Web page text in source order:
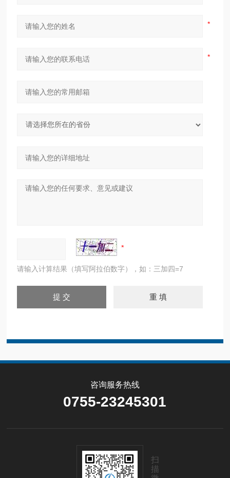
请输入计算结果（填写阿拉伯数字），如：三加四=7
咨询服务热线
0755-23245301
扫
描